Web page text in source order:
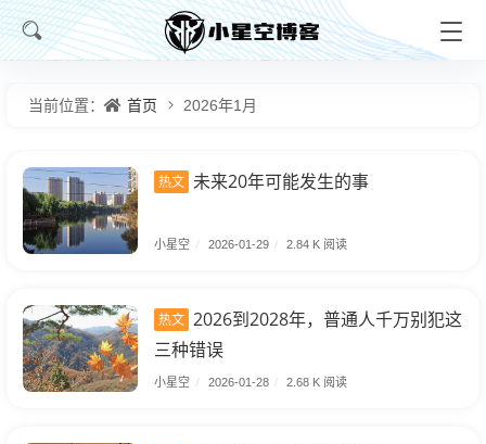
当前位置： 首页 2026年1月
热文 未来20年可能发生的事
小星空 / 2026-01-29 / 2.84 K 阅读
热文 2026到2028年，普通人千万别犯这
三种错误
小星空 / 2026-01-28 / 2.68 K 阅读